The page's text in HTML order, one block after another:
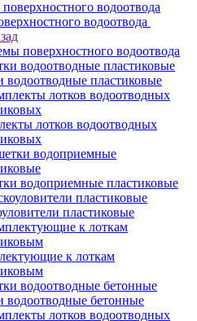
водоотвода
поверхностного водоотвода
водоотводные пластиковые
лотков водоотводных
водоприемные пластиковые
пластиковые
к лоткам
водоотводные бетонные